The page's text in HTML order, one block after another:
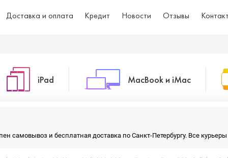
Доставка и оплата Кредит Новости Отзывы
iPad MacBook и iMac
самовывоз и бесплатная доставка по Санкт-Петербургу. Все